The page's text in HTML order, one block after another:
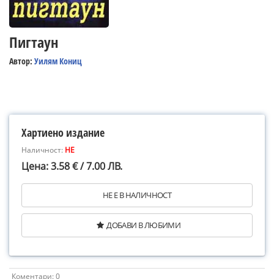
Пигтаун
Автор: Уилям Кониц
Хартиено издание
Наличност: НЕ
Цена: 3.58 € / 7.00 ЛВ.
НЕ Е В НАЛИЧНОСТ
ДОБАВИ В ЛЮБИМИ
Коментари: 0